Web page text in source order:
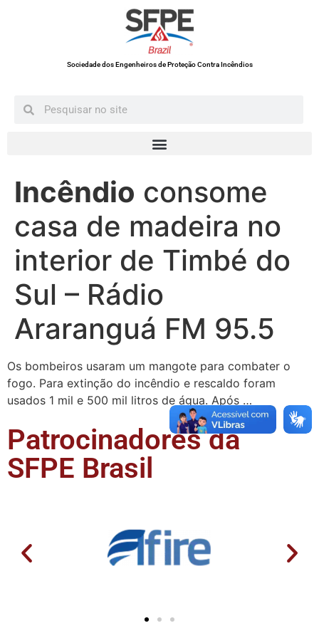
Sociedade dos Engenheiros de Proteção Contra Incêndios
Incêndio consome
casa de madeira no
interior de Timbé do
Sul – Rádio
Araranguá FM 95.5
Os bombeiros usaram um mangote para combater o
fogo. Para extinção do incêndio e rescaldo foram
usados 1 mil e 500 mil litros de água. Após …
Patrocinadores da
SFPE Brasil